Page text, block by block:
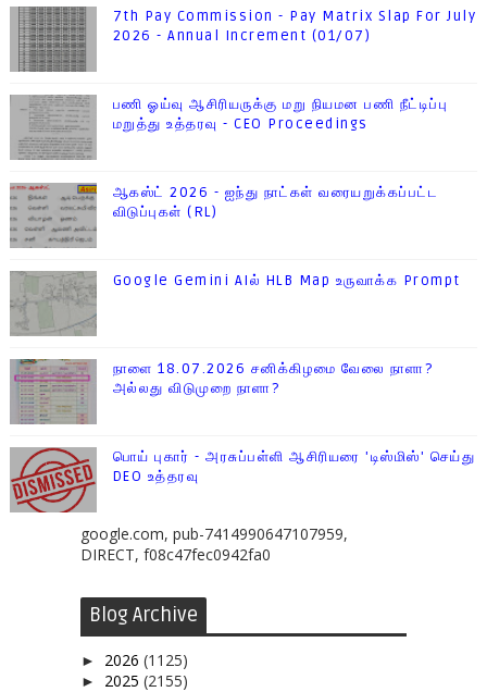
7th Pay Commission - Pay Matrix Slap For July
2026 - Annual Increment (01/07)
பணி ஓய்வு ஆசிரியருக்கு மறு நியமன பணி நீட்டிப்பு
மறுத்து உத்தரவு - CEO Proceedings
ஆகஸ்ட் 2026 - ஐந்து நாட்கள் வரையறுக்கப்பட்ட
விடுப்புகள் (RL)
Google Gemini AIல் HLB Map உருவாக்க Prompt
நாளை 18.07.2026 சனிக்கிழமை வேலை நாளா?
அல்லது விடுமுறை நாளா?
பொய் புகார் - அரசுப்பள்ளி ஆசிரியரை 'டிஸ்மிஸ்' செய்து
DEO உத்தரவு
google.com, pub-7414990647107959,
DIRECT, f08c47fec0942fa0
Blog Archive
► 2026 (1125)
► 2025 (2155)